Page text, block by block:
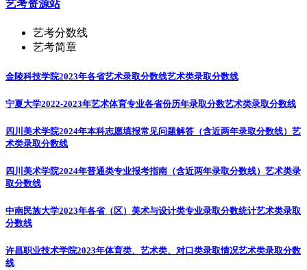
艺考资源站
艺考分数线
艺考简章
金陵科技学院2023年各省艺术录取分数线艺术类录取分数线
宁夏大学2022-2023年艺术体育专业各省份历年录取分数艺术类录取分数线
四川美术学院2024年本科志愿填报常见问题解答（含近两年录取分数线） 艺
术类录取分数线
四川美术学院2024年普通类专业报考指南（含近两年录取分数线） 艺术类录
取分数线
中南民族大学2023年各省（区）美术与设计类专业录取分数统计艺术类录取
分数线
许昌职业技术学院2023年体育类、艺术类、对口类录取情况艺术类录取分数
线